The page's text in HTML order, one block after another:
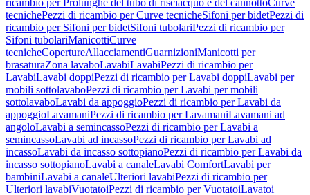
ricambio per Prolunghe del tubo di risciacquo e del cannottoCurve
tecnichePezzi di ricambio per Curve tecnicheSifoni per bidetPezzi di
ricambio per Sifoni per bidetSifoni tubolariPezzi di ricambio per
Sifoni tubolariManicottiCurve
tecnicheCopertureAllacciamentiGuarnizioniManicotti per
brasaturaZona lavaboLavabiLavabiPezzi di ricambio per
LavabiLavabi doppiPezzi di ricambio per Lavabi doppiLavabi per
mobili sottolavaboPezzi di ricambio per Lavabi per mobili
sottolavaboLavabi da appoggioPezzi di ricambio per Lavabi da
appoggioLavamaniPezzi di ricambio per LavamaniLavamani ad
angoloLavabi a semincassoPezzi di ricambio per Lavabi a
semincassoLavabi ad incassoPezzi di ricambio per Lavabi ad
incassoLavabi da incasso sottopianoPezzi di ricambio per Lavabi da
incasso sottopianoLavabi a canaleLavabi ComfortLavabi per
bambiniLavabi a canaleUlteriori lavabiPezzi di ricambio per
Ulteriori lavabiVuotatoiPezzi di ricambio per VuotatoiLavatoi